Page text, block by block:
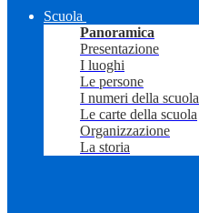
Scuola
Panoramica
Presentazione
I luoghi
Le persone
I numeri della scuola
Le carte della scuola
Organizzazione
La storia